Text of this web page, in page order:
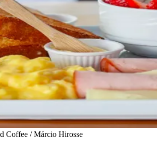
Coffee / Márcio Hirosse